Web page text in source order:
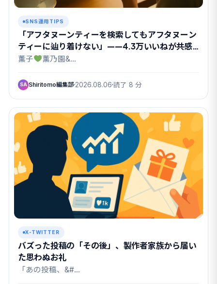
SNS運用TIPS
「アフタヌーンティーを検索してもアフタヌーン
ティーに辿り着けない」——4.3万いいねが共感
したX検索のクセ
薫子 薫乃園&…
SA Shiritomo編集部 2026.08.06 読了 8 分
X-TWITTER
バズった投稿の「その後」、製作者家族から届い
た思わぬお礼
「あの投稿、&#…